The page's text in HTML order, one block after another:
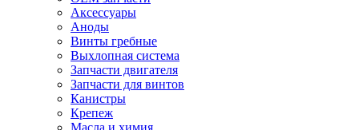
Аксессуары
Аноды
Винты гребные
Выхлопная система
Запчасти двигателя
Запчасти для винтов
Канистры
Крепеж
Масла и химия